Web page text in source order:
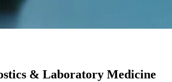
& Laboratory Medicine